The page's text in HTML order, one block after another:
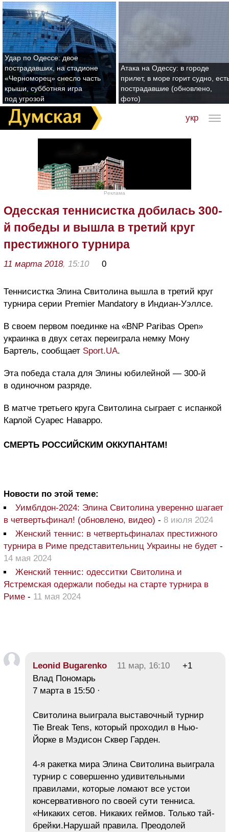
Удар по Одессе: двое
пострадавших, на стадионе
«Черноморец» снесло часть
крыши, субботняя игра
под угрозой
Атака на Одессу: в городе
прилет, в море горит судно,
пострадавшие (обновлено,
фото)
укр
Реклама
Одесская теннисистка добилась 300-
й победы и вышла в третий круг
престижного турнира
11 марта 2018, 15:10 0
Теннисистка Элина Свитолина вышла в третий круг
турнира серии Premier Mandatory в Индиан-Уэллсе.
В своем первом поединке на «BNP Paribas Open»
украинка в двух сетах переиграла немку Мону
Бартель, сообщает Sport.UA.
Эта победа стала для Элины юбилейной — 300-й
в одиночном разряде.
В матче третьего круга Свитолина сыграет с испанкой
Карлой Суарес Наварро.
СМЕРТЬ РОССИЙСКИМ ОККУПАНТАМ!
Новости по этой теме:
Уимблдон-2024: Элина Свитолина уверенно шагает
в четвертьфинал! (обновлено, видео) - 8 июля 2024
Женский теннис: в четвертьфиналах престижного
турнира в Риме представительниц Украины не будет -
14 мая 2024
Женский теннис: одесситки Свитолина и
Ястремская одержали победы на старте турнира в
Риме - 11 мая 2024
Leonid Bugarenko 11 мар, 16:10
+1
Влад Пономарь
7 марта в 15:50 ·
Свитолина выиграла выставочный турнир
Tie Break Tens, который проходил в Нью-
Йорке в Мэдисон Сквер Гарден.
4-я ракетка мира Элина Свитолина выиграла
турнир с совершенно удивительными
правилами, которые ломают все устои
консервативного по своей сути тенниса.
«Никаких сетов. Никаких геймов. Только тай-
брейки.Нарушай правила. Преодолей